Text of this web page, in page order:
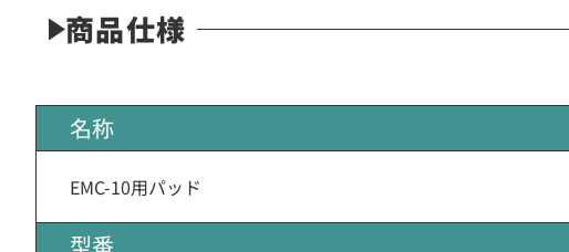
商品仕様
名称
EMC-10用パッド
型番